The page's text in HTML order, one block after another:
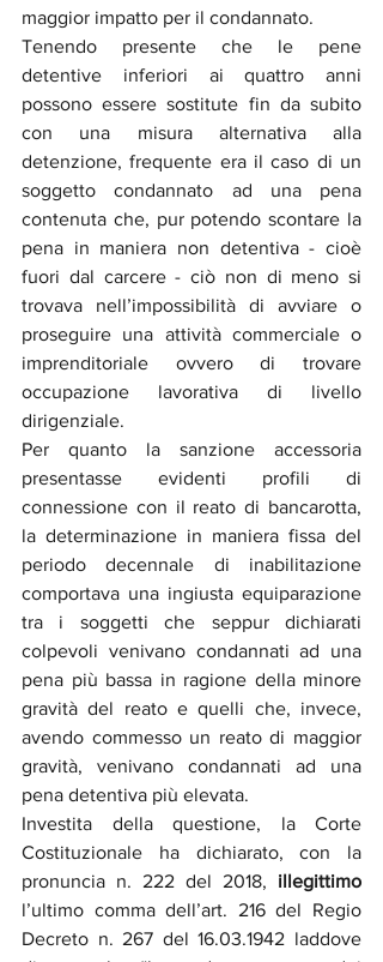
maggior impatto per il condannato.
Tenendo presente che le pene
detentive inferiori ai quattro anni
possono essere sostitute fin da subito
con una misura alternativa alla
detenzione, frequente era il caso di un
soggetto condannato ad una pena
contenuta che, pur potendo scontare la
pena in maniera non detentiva - cioè
fuori dal carcere - ciò non di meno si
trovava nell’impossibilità di avviare o
proseguire una attività commerciale o
imprenditoriale ovvero di trovare
occupazione lavorativa di livello
dirigenziale.
Per quanto la sanzione accessoria
presentasse evidenti profili di
connessione con il reato di bancarotta,
la determinazione in maniera fissa del
periodo decennale di inabilitazione
comportava una ingiusta equiparazione
tra i soggetti che seppur dichiarati
colpevoli venivano condannati ad una
pena più bassa in ragione della minore
gravità del reato e quelli che, invece,
avendo commesso un reato di maggior
gravità, venivano condannati ad una
pena detentiva più elevata.
Investita della questione, la Corte
Costituzionale ha dichiarato, con la
pronuncia n. 222 del 2018,
l’ultimo comma dell’art. 216 del Regio
Decreto n. 267 del 16.03.1942 laddove